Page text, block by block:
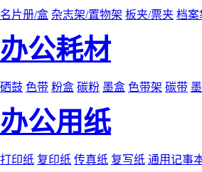
名片册/盒 杂志架/置物架 板夹/票夹 档案
办公耗材
硒鼓 色带 粉盒 碳粉 墨盒 色带架 碳带
办公用纸
打印纸 复印纸 传真纸 复写纸 通用记事